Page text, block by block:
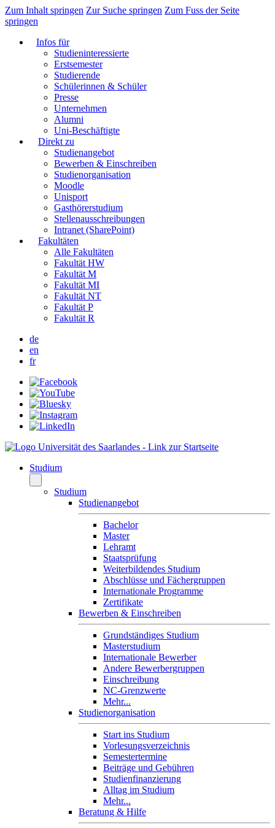
Zum Inhalt springen Zur Suche springen Zum Fuss der Seite
springen
Infos für
Studieninteressierte
Erstsemester
Studierende
Schülerinnen & Schüler
Presse
Unternehmen
Alumni
Uni-Beschäftigte
Direkt zu
Studienangebot
Bewerben & Einschreiben
Studienorganisation
Moodle
Unisport
Gasthörerstudium
Stellenausschreibungen
Intranet (SharePoint)
Fakultäten
Alle Fakultäten
Fakultät HW
Fakultät M
Fakultät MI
Fakultät NT
Fakultät P
Fakultät R
de
en
fr
Studium
Studium
Studienangebot
Bachelor
Master
Lehramt
Staatsprüfung
Weiterbildendes Studium
Abschlüsse und Fächergruppen
Internationale Programme
Zertifikate
Bewerben & Einschreiben
Grundständiges Studium
Masterstudium
Internationale Bewerber
Andere Bewerbergruppen
Einschreibung
NC-Grenzwerte
Mehr...
Studienorganisation
Start ins Studium
Vorlesungsverzeichnis
Semestertermine
Beiträge und Gebühren
Studienfinanzierung
Alltag im Studium
Mehr...
Beratung & Hilfe